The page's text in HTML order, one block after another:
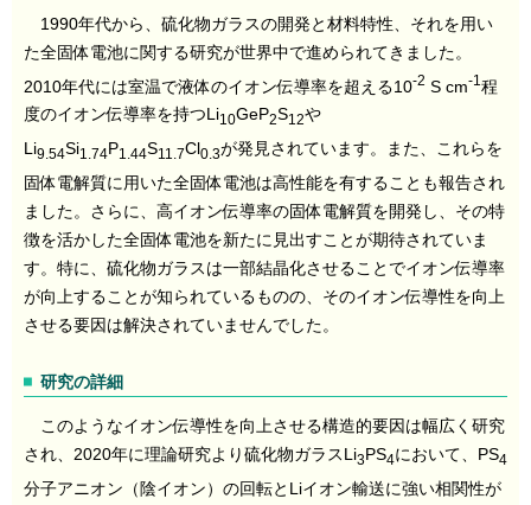
1990年代から、硫化物ガラスの開発と材料特性、それを用い
た全固体電池に関する研究が世界中で進められてきました。
2010年代には室温で液体のイオン伝導率を超える10-2 S cm-1 程
度のイオン伝導率を持つLi10GeP2S12や
Li9.54Si1.74P1.44S11.7Cl0.3が発見されています。また、これらを
固体電解質に用いた全固体電池は高性能を有することも報告され
ました。さらに、高イオン伝導率の固体電解質を開発し、その特
徴を活かした全固体電池を新たに見出すことが期待されていま
す。特に、硫化物ガラスは一部結晶化させることでイオン伝導率
が向上することが知られているものの、そのイオン伝導性を向上
させる要因は解決されていませんでした。
研究の詳細
このようなイオン伝導性を向上させる構造的要因は幅広く研究
され、2020年に理論研究より硫化物ガラスLi3PS4において、PS4
分子アニオン（陰イオン）の回転とLiイオン輸送に強い相関性が